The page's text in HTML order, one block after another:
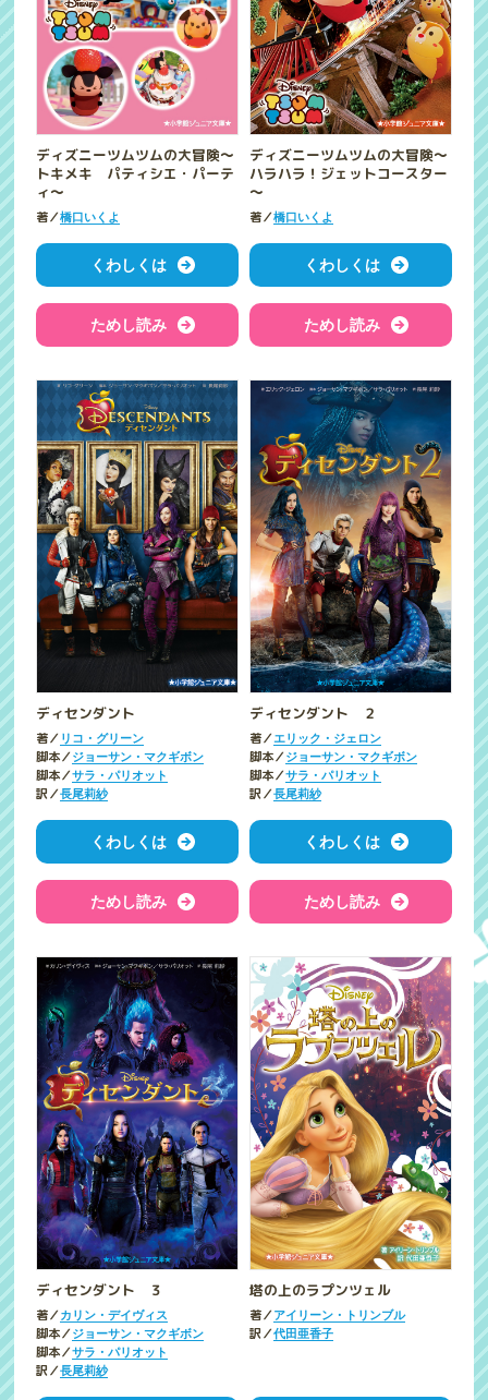
ディズニーツムツムの大冒険～
トキメキ パティシエ・パーテ
ィ～
著／橋口いくよ
くわしくは
ためし読み
ディズニーツムツムの大冒険～
ハラハラ！ジェットコースター
～
著／橋口いくよ
くわしくは
ためし読み
ディセンダント
著／ リコ・グリーン
脚本／ジョーサン・マクギボン
脚本／サラ・パリオット
訳／長尾莉紗
くわしくは
ためし読み
ディセンダント ２
著／エリック・ジェロン
脚本／ジョーサン・マクギボン
脚本／サラ・パリオット
訳／長尾莉紗
くわしくは
ためし読み
ディセンダント ３
著／カリン・デイヴィス
脚本／ジョーサン・マクギボン
脚本／サラ・パリオット
訳／長尾莉紗
塔の上のラプンツェル
著／アイリーン・トリンブル
訳／代田亜香子